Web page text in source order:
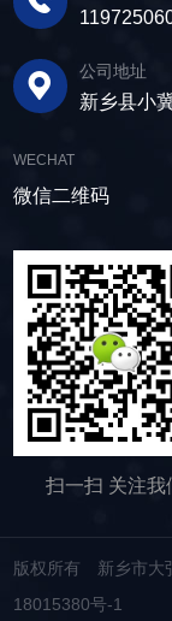
条进行连续加工时，目
锻、闭式镦锻。闭式模
工 序或几道工序就可能
格控 制坯料的体积，控
损。根据锻模的运动方
也是局部成形的，它的
成。 包括自由锻在内的
展，因此，很难保证精
就可用较低 的锻造力获
汽轮机叶片等锻件。锻
***特点，锻造设备可分
模具位置。因为这些都
公司地址
新乡县小
WECHAT
微信二维码
扫一扫 关注我
版权所有 新乡市大
18015380号-1